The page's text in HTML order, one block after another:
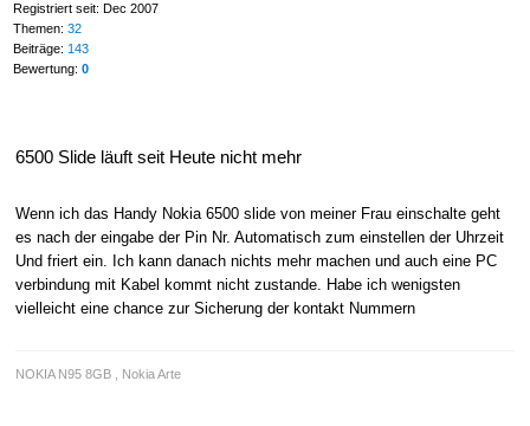
Registriert seit: Dec 2007
Themen: 32
Beiträge: 143
Bewertung: 0
6500 Slide läuft seit Heute nicht mehr
Wenn ich das Handy Nokia 6500 slide von meiner Frau einschalte geht
es nach der eingabe der Pin Nr. Automatisch zum einstellen der Uhrzeit
Und friert ein. Ich kann danach nichts mehr machen und auch eine PC
verbindung mit Kabel kommt nicht zustande. Habe ich wenigsten
vielleicht eine chance zur Sicherung der kontakt Nummern
NOKIA N95 8GB , Nokia Arte